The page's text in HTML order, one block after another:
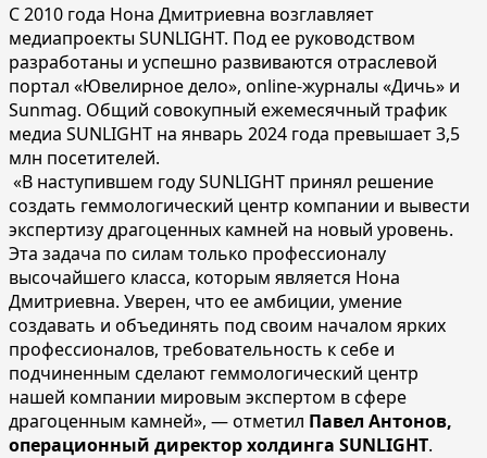
С 2010 года Нона Дмитриевна возглавляет
медиапроекты SUNLIGHT. Под ее руководством
разработаны и успешно развиваются отраслевой
портал «Ювелирное дело», online-журналы «Дичь» и
Sunmag. Общий совокупный ежемесячный трафик
медиа SUNLIGHT на январь 2024 года превышает 3,5
млн посетителей.
«В наступившем году SUNLIGHT принял решение
создать геммологический центр компании и вывести
экспертизу драгоценных камней на новый уровень.
Эта задача по силам только профессионалу
высочайшего класса, которым является Нона
Дмитриевна. Уверен, что ее амбиции, умение
создавать и объединять под своим началом ярких
профессионалов, требовательность к себе и
подчиненным сделают геммологический центр
нашей компании мировым экспертом в сфере
драгоценным камней», — отметил Павел Антонов,
операционный директор холдинга SUNLIGHT.